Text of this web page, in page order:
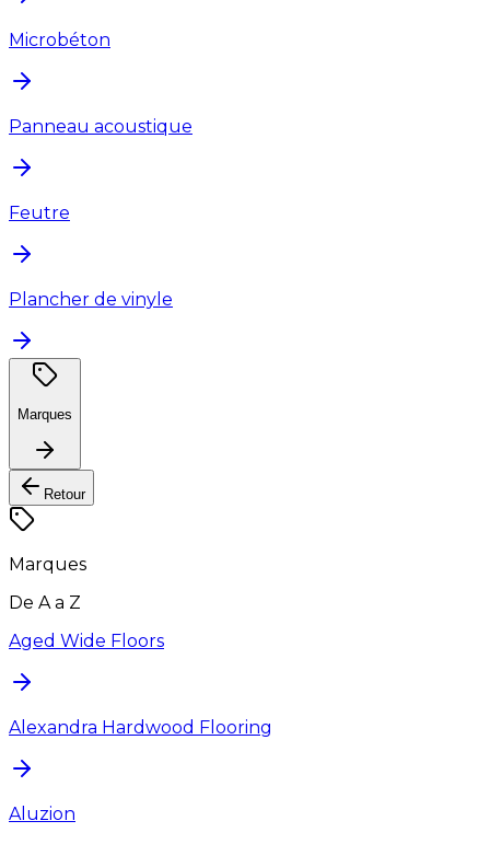
Microbéton
Panneau acoustique
Feutre
Plancher de vinyle
Marques
Retour
Marques
De A a Z
Aged Wide Floors
Alexandra Hardwood Flooring
Aluzion